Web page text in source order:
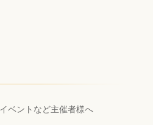
ベントなど主催者様へ